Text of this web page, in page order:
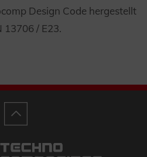
Design Code hergestellt
13706 / E23.